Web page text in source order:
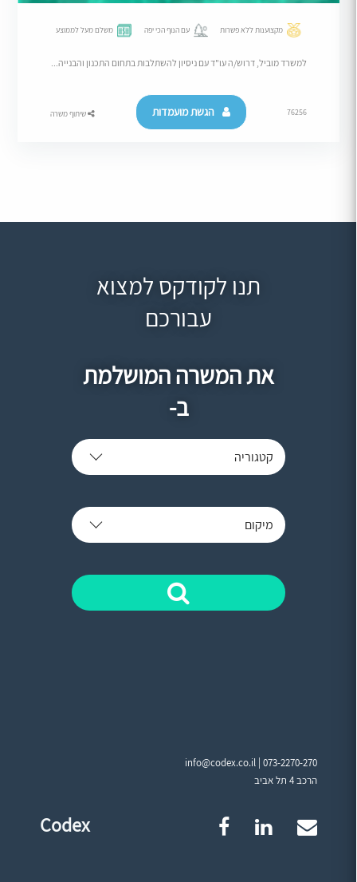
מקצוענות ללא פשרות עם הנוף הכי יפה משלם מעל לממוצע
למשרד מוביל, דרוש/ה עו"ד עם ניסיון להשתלבות בתחום התכנון והבנייה...
76256 הגשת מועמדות שיתוף משרה
תנו לקודקס למצוא
עבורכם
את המשרה המושלמת
ב-
קטגוריה
מיקום
info@codex.co.il |073-2270-270
הרכב 4 תל אביב
Codex